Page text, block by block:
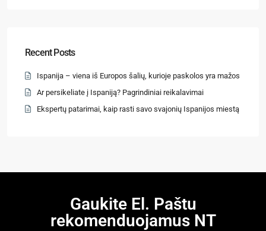
Recent Posts
Ispanija – viena iš Europos šalių, kurioje paskolos yra mažos
Ar persikeliate į Ispaniją? Pagrindiniai reikalavimai
Ekspertų patarimai, kaip rasti savo svajonių Ispanijos miestą
Gaukite El. Paštu
rekomenduojamus NT